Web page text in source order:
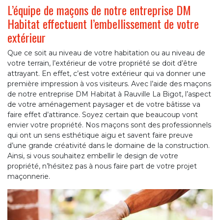
L’équipe de maçons de notre entreprise DM
Habitat effectuent l’embellissement de votre
extérieur
Que ce soit au niveau de votre habitation ou au niveau de
votre terrain, l’extérieur de votre propriété se doit d’être
attrayant. En effet, c’est votre extérieur qui va donner une
première impression à vos visiteurs. Avec l’aide des maçons
de notre entreprise DM Habitat à Rauville La Bigot, l’aspect
de votre aménagement paysager et de votre bâtisse va
faire effet d’attirance. Soyez certain que beaucoup vont
envier votre propriété. Nos maçons sont des professionnels
qui ont un sens esthétique aigu et savent faire preuve
d’une grande créativité dans le domaine de la construction.
Ainsi, si vous souhaitez embellir le design de votre
propriété, n’hésitez pas à nous faire part de votre projet
maçonnerie.